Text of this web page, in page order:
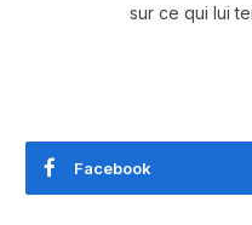
sur ce qui lui
Facebook